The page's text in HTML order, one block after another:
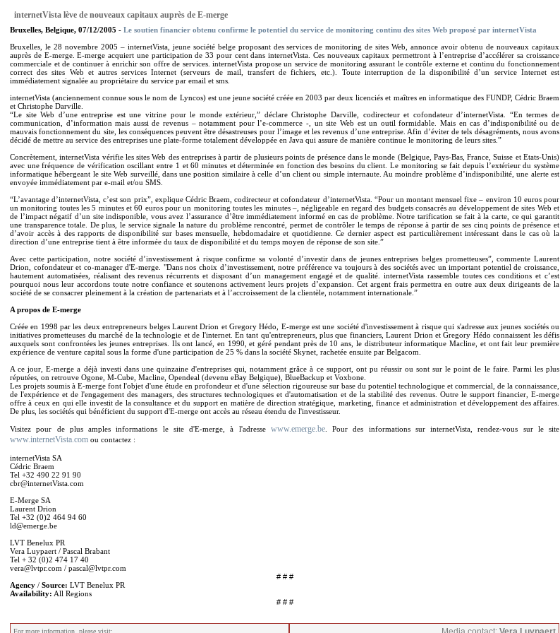
internetVista lève de nouveaux capitaux auprès de E-merge
Bruxelles, Belgique, 07/12/2005 - Le soutien financier obtenu confirme le potentiel du service de monitoring continu des sites Web proposé par internetVista
Bruxelles, le 28 novembre 2005 – internetVista, jeune société belge proposant des services de monitoring de sites Web, annonce avoir obtenu de nouveaux capitaux
auprès de E-merge. E-merge acquiert une participation de 33 pour cent dans internetVista. Ces nouveaux capitaux permettront à l’entreprise d’accélérer sa croissance
commerciale et de continuer à enrichir son offre de services. internetVista propose un service de monitoring assurant le contrôle externe et continu du fonctionnement
correct des sites Web et autres services Internet (serveurs de mail, transfert de fichiers, etc.). Toute interruption de la disponibilité d’un service Internet est
immédiatement signalée au propriétaire du service par email et sms.
internetVista (anciennement connue sous le nom de Lyncos) est une jeune société créée en 2003 par deux licenciés et maîtres en informatique des FUNDP, Cédric Braem
et Christophe Darville.
“Le site Web d’une entreprise est une vitrine pour le monde extérieur,” déclare Christophe Darville, codirecteur et cofondateur d’internetVista. “En termes de
communication, d’information mais aussi de revenus – notamment pour l’e-commerce -, un site Web est un outil formidable. Mais en cas d’indisponibilité ou de
mauvais fonctionnement du site, les conséquences peuvent être désastreuses pour l’image et les revenus d’une entreprise. Afin d’éviter de tels désagréments, nous avons
décidé de mettre au service des entreprises une plate-forme totalement développée en Java qui assure de manière continue le monitoring de leurs sites.”
Concrètement, internetVista vérifie les sites Web des entreprises à partir de plusieurs points de présence dans le monde (Belgique, Pays-Bas, France, Suisse et Etats-Unis)
avec une fréquence de vérification oscillant entre 1 et 60 minutes et déterminée en fonction des besoins du client. Le monitoring se fait depuis l’extérieur du système
informatique hébergeant le site Web surveillé, dans une position similaire à celle d’un client ou simple internaute. Au moindre problème d’indisponibilité, une alerte est
envoyée immédiatement par e-mail et/ou SMS.
“L’avantage d’internetVista, c’est son prix”, explique Cédric Braem, codirecteur et cofondateur d’internetVista. “Pour un montant mensuel fixe – environ 10 euros pour
un monitoring toutes les 5 minutes et 60 euros pour un monitoring toutes les minutes –, négligeable en regard des budgets consacrés au développement de sites Web et
de l’impact négatif d’un site indisponible, vous avez l’assurance d’être immédiatement informé en cas de problème. Notre tarification se fait à la carte, ce qui garantit
une transparence totale. De plus, le service signale la nature du problème rencontré, permet de contrôler le temps de réponse à partir de ses cinq points de présence et
d’avoir accès à des rapports de disponibilité sur bases mensuelle, hebdomadaire et quotidienne. Ce dernier aspect est particulièrement intéressant dans le cas où la
direction d’une entreprise tient à être informée du taux de disponibilité et du temps moyen de réponse de son site.”
Avec cette participation, notre société d’investissement à risque confirme sa volonté d’investir dans de jeunes entreprises belges prometteuses”, commente Laurent
Drion, cofondateur et co-manager d'E-merge. "Dans nos choix d’investissement, notre préférence va toujours à des sociétés avec un important potentiel de croissance,
hautement automatisées, réalisant des revenus récurrents et disposant d’un management engagé et de qualité. internetVista rassemble toutes ces conditions et c’est
pourquoi nous leur accordons toute notre confiance et soutenons activement leurs projets d’expansion. Cet argent frais permettra en outre aux deux dirigeants de la
société de se consacrer pleinement à la création de partenariats et à l’accroissement de la clientèle, notamment internationale.”
A propos de E-merge
Créée en 1998 par les deux entrepreneurs belges Laurent Drion et Gregory Hédo, E-merge est une société d'investissement à risque qui s'adresse aux jeunes sociétés ou
initiatives prometteuses du marché de la technologie et de l'internet. En tant qu'entrepreneurs, plus que financiers, Laurent Drion et Gregory Hédo connaissent les défis
auxquels sont confrontées les jeunes entreprises. Ils ont lancé, en 1990, et géré pendant près de 10 ans, le distributeur informatique Macline, et ont fait leur première
expérience de venture capital sous la forme d'une participation de 25 % dans la société Skynet, rachetée ensuite par Belgacom.
A ce jour, E-merge a déjà investi dans une quinzaine d'entreprises qui, notamment grâce à ce support, ont pu réussir ou sont sur le point de le faire. Parmi les plus
réputées, on retrouve Ogone, M-Cube, Macline, Opendeal (devenu eBay Belgique), BlueBackup et Voxbone.
Les projets soumis à E-merge font l'objet d'une étude en profondeur et d'une sélection rigoureuse sur base du potentiel technologique et commercial, de la connaissance,
de l'expérience et de l'engagement des managers, des structures technologiques et d'automatisation et de la stabilité des revenus. Outre le support financier, E-merge
offre à ceux en qui elle investit de la consultance et du support en matière de direction stratégique, marketing, finance et administration et développement des affaires.
De plus, les sociétés qui bénéficient du support d'E-merge ont accès au réseau étendu de l'investisseur.
Visitez pour de plus amples informations le site d'E-merge, à l'adresse www.emerge.be. Pour des informations sur internetVista, rendez-vous sur le site
www.internetVista.com ou contactez :
internetVista SA
Cédric Braem
Tel +32 490 22 91 90
cbr@internetVista.com
E-Merge SA
Laurent Drion
Tel +32 (0)2 464 94 60
ld@emerge.be
LVT Benelux PR
Vera Luypaert / Pascal Brabant
Tel + 32 (0)2 474 17 40
vera@lvtpr.com / pascal@lvtpr.com
# # #
Agency / Source: LVT Benelux PR
Availability: All Regions
# # #
For more information, please visit: